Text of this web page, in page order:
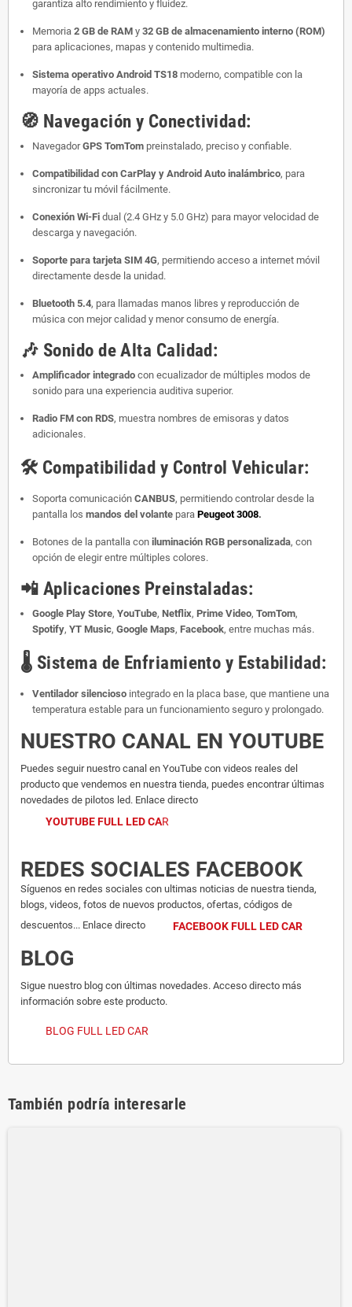
garantiza alto rendimiento y fluidez.
Memoria 2 GB de RAM y 32 GB de almacenamiento interno (ROM)
para aplicaciones, mapas y contenido multimedia.
Sistema operativo Android TS18 moderno, compatible con la
mayoría de apps actuales.
🧭 Navegación y Conectividad:
NavegadorGPS TomTom preinstalado, preciso y confiable.
Compatibilidad con CarPlay y Android Auto inalámbrico, para
sincronizar tu móvil fácilmente.
Conexión Wi-Fi dual (2.4 GHz y 5.0 GHz) para mayor velocidad de
descarga y navegación.
Soporte para tarjeta SIM 4G, permitiendo acceso a internet móvil
directamente desde la unidad.
Bluetooth 5.4, para llamadas manos libres y reproducción de
música con mejor calidad y menor consumo de energía.
🎶 Sonido de Alta Calidad:
Amplificador integrado con ecualizador de múltiples modos de
sonido para una experiencia auditiva superior.
Radio FM con RDS, muestra nombres de emisoras y datos
adicionales.
🛠️ Compatibilidad y Control Vehicular:
Soporta comunicación CANBUS, permitiendo controlar desde la
pantalla los mandos del volante para Peugeot 3008.
Botones de la pantalla con iluminación RGB personalizada, con
opción de elegir entre múltiples colores.
📲 Aplicaciones Preinstaladas:
Google Play Store, YouTube, Netflix, Prime Video, TomTom,
Spotify, YT Music, Google Maps, Facebook, entre muchas más.
🌡️ Sistema de Enfriamiento y Estabilidad:
Ventilador silencioso integrado en la placa base, que mantiene una
temperatura estable para un funcionamiento seguro y prolongado.
NUESTRO CANAL EN YOUTUBE
Puedes seguir nuestro canal en YouTube con videos reales del
producto que vendemos en nuestra tienda, puedes encontrar últimas
novedades de pilotos led. Enlace directo
YOUTUBE FULL LED CAR
REDES SOCIALES FACEBOOK
Síguenos en redes sociales con ultimas noticias de nuestra tienda,
blogs, videos, fotos de nuevos productos, ofertas, códigos de
descuentos... Enlace directo
FACEBOOK FULL LED CAR
BLOG
Sigue nuestro blog con últimas novedades. Acceso directo más
información sobre este producto.
BLOG FULL LED CAR
También podría interesarle